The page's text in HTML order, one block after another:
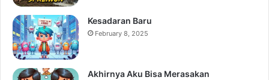
Kesadaran Baru
February 8, 2025
Akhirnya Aku Bisa Merasakan